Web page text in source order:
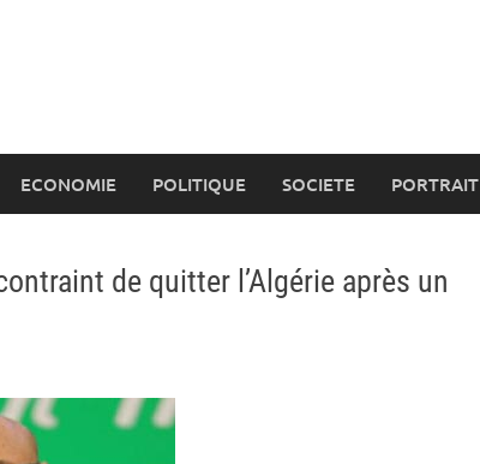
ECONOMIE POLITIQUE SOCIETE PORTRAIT
de quitter l’Algérie après un